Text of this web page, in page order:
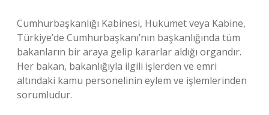
Cumhurbaşkanlığı Kabinesi, Hükümet veya Kabine,
Türkiye’de Cumhurbaşkanı’nın başkanlığında tüm
bakanların bir araya gelip kararlar aldığı organdır.
Her bakan, bakanlığıyla ilgili işlerden ve emri
altındaki kamu personelinin eylem ve işlemlerinden
sorumludur.